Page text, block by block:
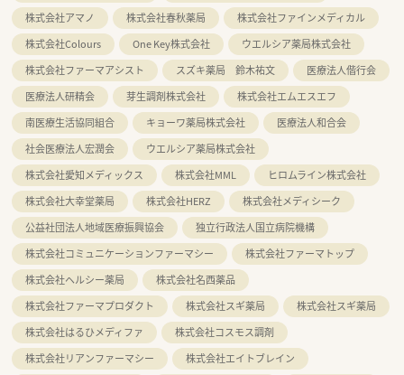
株式会社アマノ
株式会社春秋薬局
株式会社ファインメディカル
株式会社Colours
One Key株式会社
ウエルシア薬局株式会社
株式会社ファーマアシスト
スズキ薬局 鈴木祐文
医療法人偕行会
医療法人研精会
芽生調剤株式会社
株式会社エムエスエフ
南医療生活協同組合
キョーワ薬局株式会社
医療法人和合会
社会医療法人宏潤会
ウエルシア薬局株式会社
株式会社愛知メディックス
株式会社MML
ヒロムライン株式会社
株式会社大幸堂薬局
株式会社HERZ
株式会社メディシーク
公益社団法人地域医療振興協会
独立行政法人国立病院機構
株式会社コミュニケーションファーマシー
株式会社ファーマトップ
株式会社ヘルシー薬局
株式会社名西薬品
株式会社ファーマプロダクト
株式会社スギ薬局
株式会社スギ薬局
株式会社はるひメディファ
株式会社コスモス調剤
株式会社リアンファーマシー
株式会社エイトブレイン